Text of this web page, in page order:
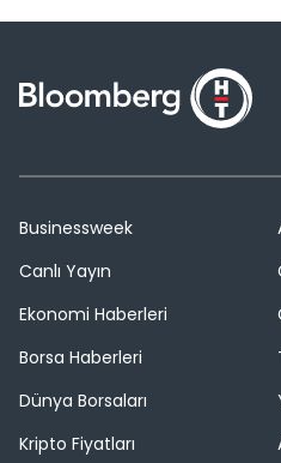
Businessweek
Canlı Yayın
Ekonomi Haberleri
Borsa Haberleri
Dünya Borsaları
Kripto Fiyatları